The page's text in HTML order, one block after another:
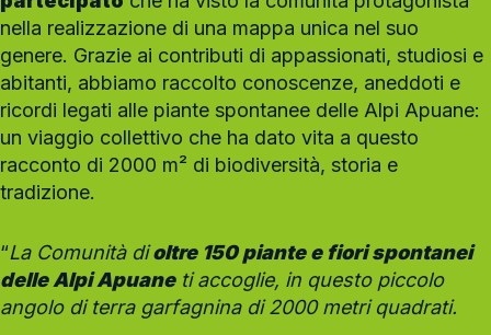
nella realizzazione di una mappa unica nel suo
genere. Grazie ai contributi di appassionati, studiosi e
abitanti, abbiamo raccolto conoscenze, aneddoti e
ricordi legati alle piante spontanee delle Alpi Apuane:
un viaggio collettivo che ha dato vita a questo
racconto di 2000 m² di biodiversità, storia e
tradizione.
“La Comunità dioltre 150 piante e fiori spontanei
delle Alpi Apuaneti accoglie, in questo piccolo
angolo di terra garfagnina di 2000 metri quadrati.